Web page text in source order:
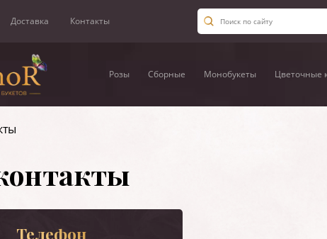
Доставка Контакты
Розы Сборные Монобукеты Цветочные
Телефон